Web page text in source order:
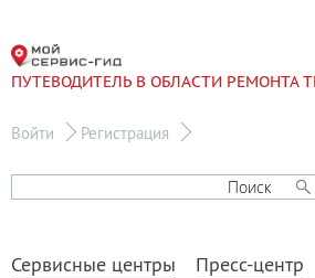
ПУТЕВОДИТЕЛЬ В ОБЛАСТИ РЕМОНТА
Войти Регистрация
Сервисные центры Пресс-центр